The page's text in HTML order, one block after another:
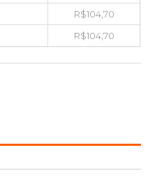
R$104,70
R$104,70